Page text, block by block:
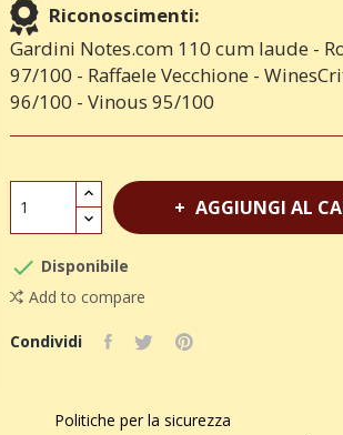
Riconoscimenti:
Gardini Notes.com 110 cum laude -
97/100 - Raffaele Vecchione -
96/100 - Vinous 95/100
AGGIUNGI AL
 Disponibile
Add to compare
Condividi
Politiche per la sicurezza